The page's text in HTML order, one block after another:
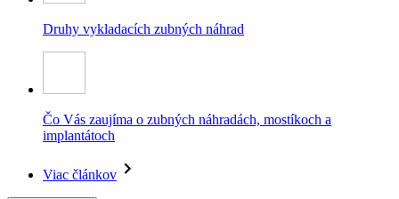
Druhy vykladacích zubných náhrad
Čo Vás zaujíma o zubných náhradách, mostíkoch a
implantátoch
Viac článkov